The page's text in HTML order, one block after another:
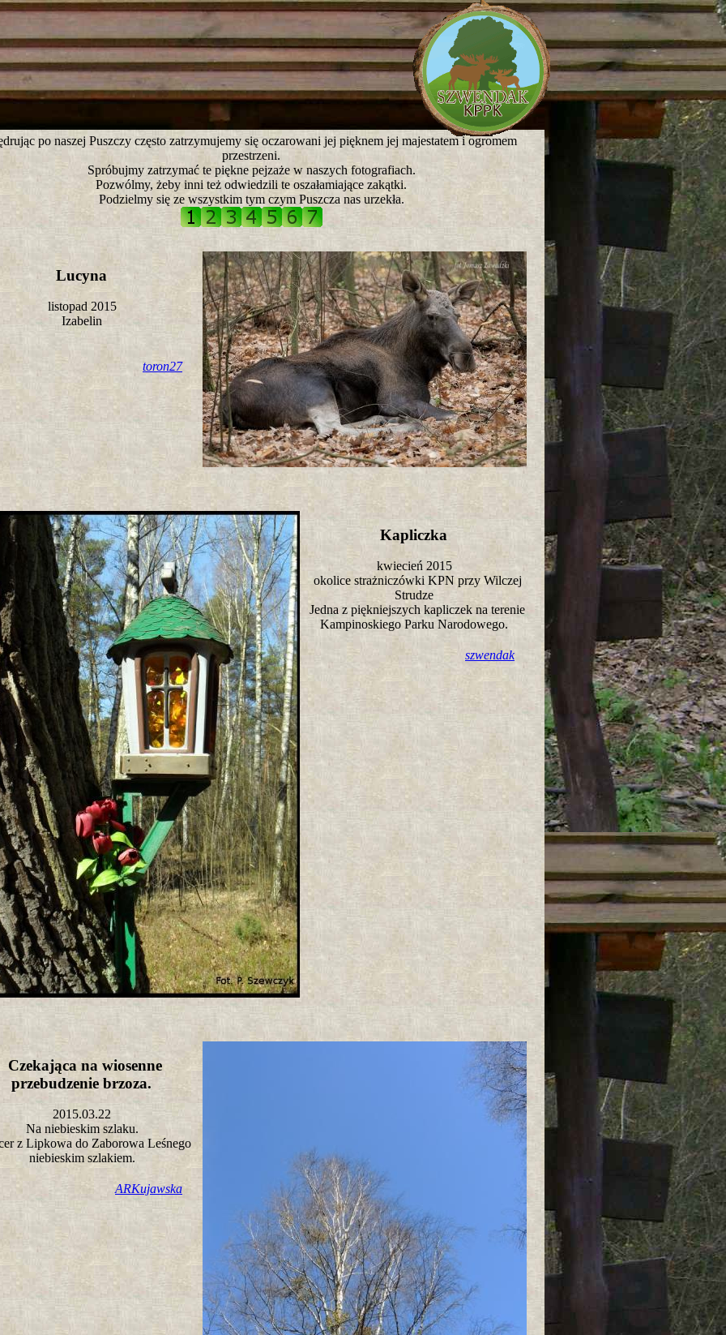
;)
po naszej Puszczy często zatrzymujemy się oczarowani jej pięknem jej majestatem i ogromem
przestrzeni.
Spróbujmy zatrzymać te piękne pejzaże w naszych fotografiach.
Pozwólmy, żeby inni też odwiedzili te oszałamiające zakątki.
Podzielmy się ze wszystkim tym czym Puszcza nas urzekła.
Lucyna
listopad 2015
Izabelin
toron27
Kapliczka
kwiecień 2015
okolice strażniczówki KPN przy Wilczej
Strudze
Jedna z piękniejszych kapliczek na terenie
Kampinoskiego Parku Narodowego.
szwendak
Czekająca na wiosenne
przebudzenie brzoza.
2015.03.22
Na niebieskim szlaku.
z Lipkowa do Zaborowa Leśnego
niebieskim szlakiem.
ARKujawska